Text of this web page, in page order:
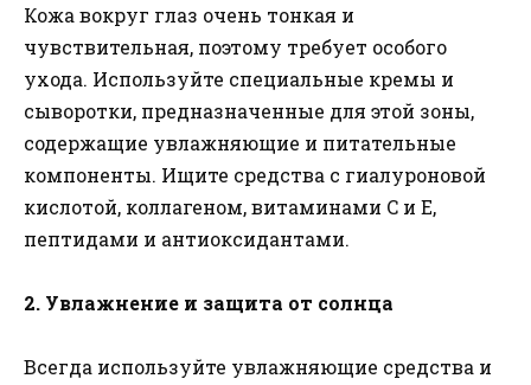
Кожа вокруг глаз очень тонкая и
чувствительная, поэтому требует особого
ухода. Используйте специальные кремы и
сыворотки, предназначенные для этой зоны,
содержащие увлажняющие и питательные
компоненты. Ищите средства с гиалуроновой
кислотой, коллагеном, витаминами C и E,
пептидами и антиоксидантами.
2. Увлажнение и защита от солнца
Всегда используйте увлажняющие средства и